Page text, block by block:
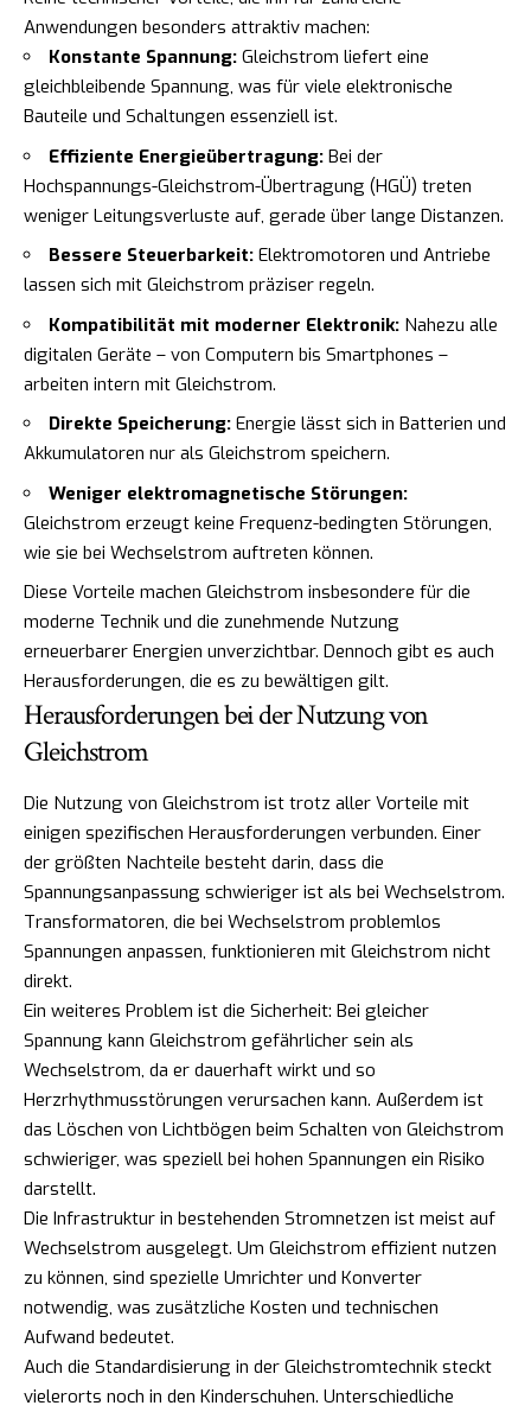
Anwendungen besonders attraktiv machen:
Konstante Spannung: Gleichstrom liefert eine
gleichbleibende Spannung, was für viele elektronische
Bauteile und Schaltungen essenziell ist.
Effiziente Energieübertragung: Bei der
Hochspannungs-Gleichstrom-Übertragung (HGÜ) treten
weniger Leitungsverluste auf, gerade über lange Distanzen.
Bessere Steuerbarkeit: Elektromotoren und Antriebe
lassen sich mit Gleichstrom präziser regeln.
Kompatibilität mit moderner Elektronik: Nahezu alle
digitalen Geräte – von Computern bis Smartphones –
arbeiten intern mit Gleichstrom.
Direkte Speicherung: Energie lässt sich in Batterien und
Akkumulatoren nur als Gleichstrom speichern.
Weniger elektromagnetische Störungen:
Gleichstrom erzeugt keine Frequenz-bedingten Störungen,
wie sie bei Wechselstrom auftreten können.
Diese Vorteile machen Gleichstrom insbesondere für die
moderne Technik und die zunehmende Nutzung
erneuerbarer Energien unverzichtbar. Dennoch gibt es auch
Herausforderungen, die es zu bewältigen gilt.
Herausforderungen bei der Nutzung von
Gleichstrom
Die Nutzung von Gleichstrom ist trotz aller Vorteile mit
einigen spezifischen Herausforderungen verbunden. Einer
der größten Nachteile besteht darin, dass die
Spannungsanpassung schwieriger ist als bei Wechselstrom.
Transformatoren, die bei Wechselstrom problemlos
Spannungen anpassen, funktionieren mit Gleichstrom nicht
direkt.
Ein weiteres Problem ist die Sicherheit: Bei gleicher
Spannung kann Gleichstrom gefährlicher sein als
Wechselstrom, da er dauerhaft wirkt und so
Herzrhythmusstörungen verursachen kann. Außerdem ist
das Löschen von Lichtbögen beim Schalten von Gleichstrom
schwieriger, was speziell bei hohen Spannungen ein Risiko
darstellt.
Die Infrastruktur in bestehenden Stromnetzen ist meist auf
Wechselstrom ausgelegt. Um Gleichstrom effizient nutzen
zu können, sind spezielle Umrichter und Konverter
notwendig, was zusätzliche Kosten und technischen
Aufwand bedeutet.
Auch die Standardisierung in der Gleichstromtechnik steckt
vielerorts noch in den Kinderschuhen. Unterschiedliche